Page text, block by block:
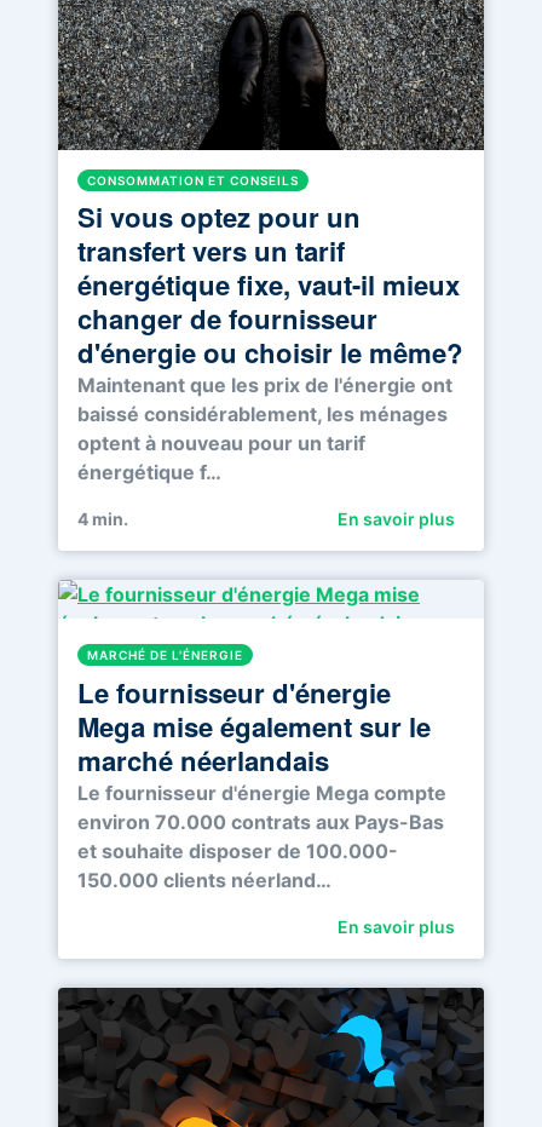
CONSOMMATION ET CONSEILS
Si vous optez pour un
transfert vers un tarif
énergétique fixe, vaut-il mieux
changer de fournisseur
d'énergie ou choisir le même?
Maintenant que les prix de l'énergie ont
baissé considérablement, les ménages
optent à nouveau pour un tarif
énergétique f…
4 min. En savoir plus
MARCHÉ DE L'ÉNERGIE
Le fournisseur d'énergie
Mega mise également sur le
marché néerlandais
Le fournisseur d'énergie Mega compte
environ 70.000 contrats aux Pays-Bas
et souhaite disposer de 100.000-
150.000 clients néerland…
En savoir plus